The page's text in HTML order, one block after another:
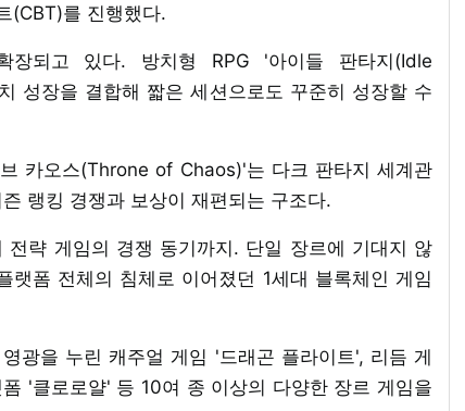
(CBT)를 진행했다.
장되고 있다. 방치형 RPG '아이들 판타지(Idle
성장을 결합해 짧은 세션으로도 꾸준히 성장할 수
카오스(Throne of Chaos)'는 다크 판타지 세계관
랭킹 경쟁과 보상이 재편되는 구조다.
략 게임의 경쟁 동기까지. 단일 장르에 기대지 않
폼 전체의 침체로 이어졌던 1세대 블록체인 게임
광을 누린 캐주얼 게임 '드래곤 플라이트', 리듬 게
'클로로얄' 등 10여 종 이상의 다양한 장르 게임을